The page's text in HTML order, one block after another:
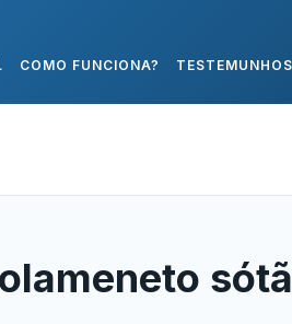
COMO FUNCIONA? TESTEMUNHOS